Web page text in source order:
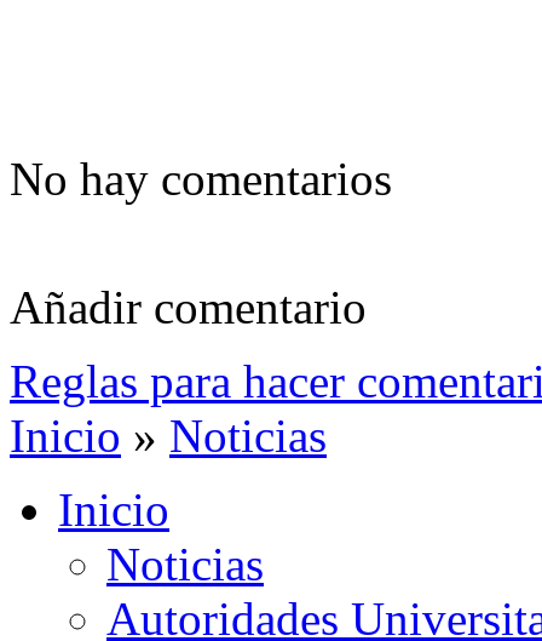
No hay comentarios
Añadir comentario
Reglas para hacer
Inicio » Noticias
Inicio
Noticias
Autoridades